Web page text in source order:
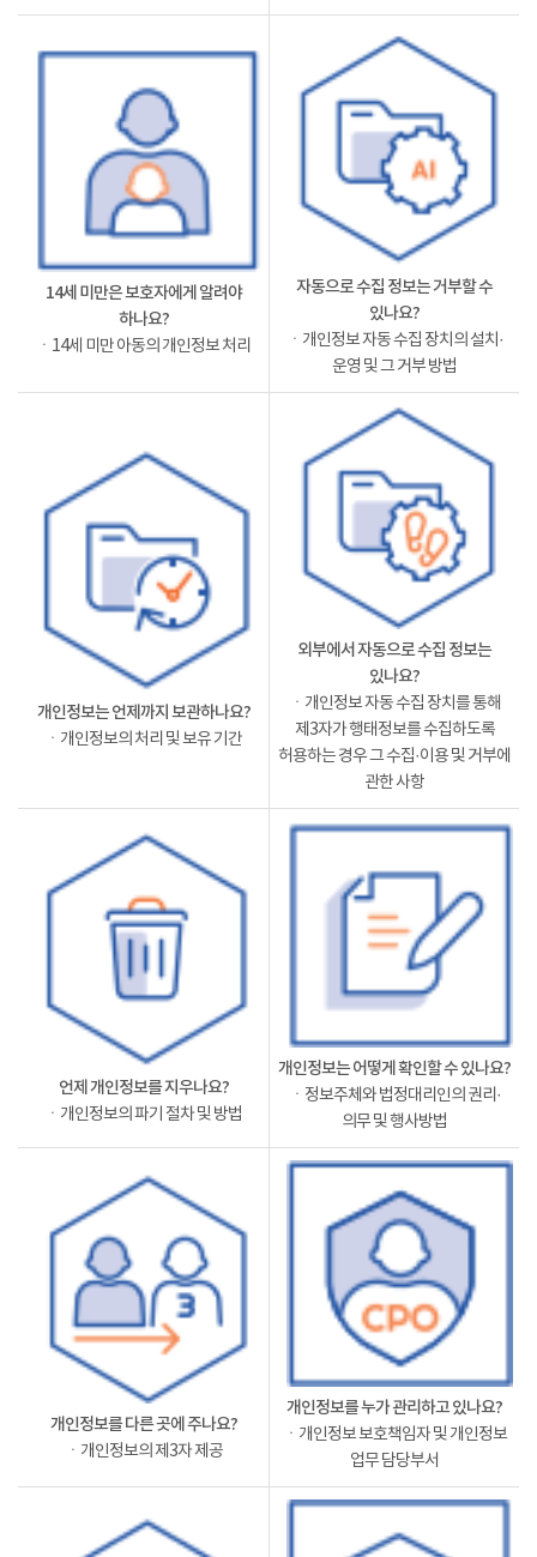
14세 미만은 보호자에게 알려야
하나요?
ㆍ14세 미만 아동의 개인정보 처리
자동으로 수집 정보는 거부할 수
있나요?
ㆍ개인정보 자동 수집 장치의 설치·
운영 및 그 거부 방법
개인정보는 언제까지 보관하나요?
ㆍ개인정보의 처리 및 보유 기간
외부에서 자동으로 수집 정보는
있나요?
ㆍ개인정보 자동 수집 장치를 통해
제3자가 행태정보를 수집하도록
허용하는 경우 그 수집·이용 및 거부에
관한 사항
언제 개인정보를 지우나요?
ㆍ개인정보의 파기 절차 및 방법
개인정보는 어떻게 확인할 수 있나요?
ㆍ정보주체와 법정대리인의 권리·
의무 및 행사방법
개인정보를 다른 곳에 주나요?
ㆍ개인정보의 제3자 제공
개인정보를 누가 관리하고 있나요?
ㆍ개인정보 보호책임자 및 개인정보
업무 담당부서